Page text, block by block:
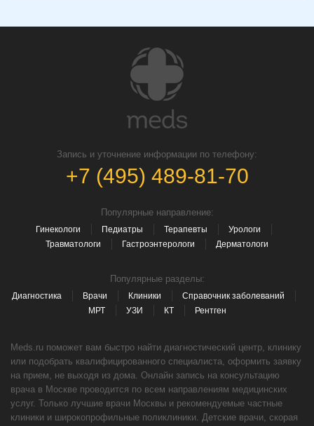
Запись и уточнение информации по телефону:
+7 (495) 489-81-70
Популярные направление:
Гинекологи Педиатры Терапевты
Урологи
Травматологи
Гастроэнтерологи Дерматологи
Популярные разделы:
Диагностика Врачи Клиники
Справочник заболеваний
МРТ
УЗИ КТ Рентген
Meds.ru поможет вам быстро найти диагностический центр, клинику
или подобрать квалифицированного специалиста, оформить заявку
на прием, не выходя из дома. Онлайн запись на консультацию
врача в Москве проводится по всем направлениям медицинских
услуг. Только лучшие врачи Москвы и рекомендуемые частные
клиники и широкопрофильные поликлиники. Детские врачи, скорая